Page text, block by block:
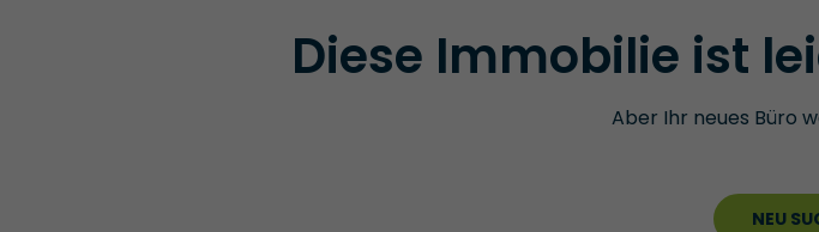
Diese Immobilie ist
Aber Ihr neues Büro
NEU